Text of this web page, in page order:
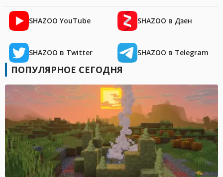
SHAZOO YouTube SHAZOO в Дзен
SHAZOO в Twitter SHAZOO в Telegram
ПОПУЛЯРНОЕ СЕГОДНЯ